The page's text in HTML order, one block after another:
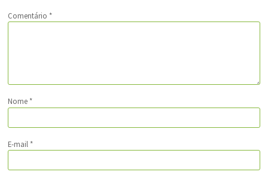
Comentário *
Nome *
E-mail *